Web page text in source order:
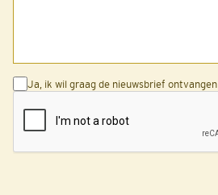
Ja, ik wil graag de nieuwsbrief ontvangen